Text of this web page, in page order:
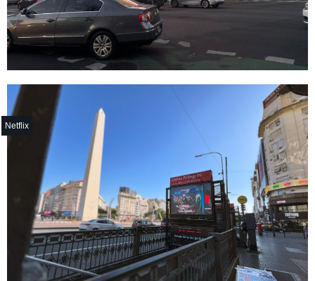
Netflix